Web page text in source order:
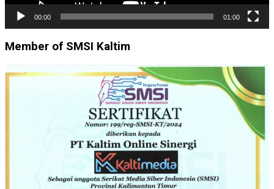
00:00 01:00
Member of SMSI Kaltim